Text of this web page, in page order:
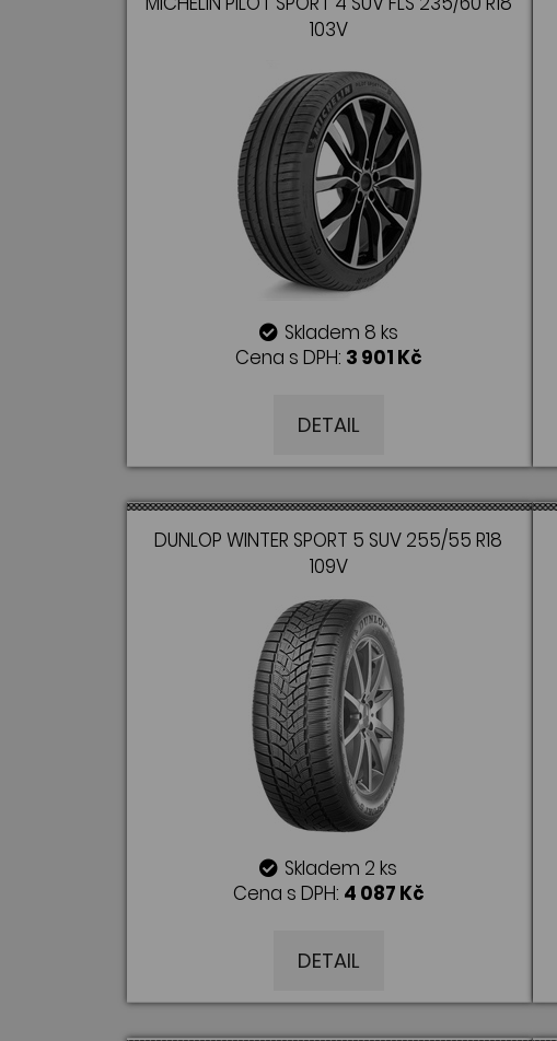
103V
Skladem 8 ks
Cena s DPH: 3 901 Kč
DETAIL
DUNLOP WINTER SPORT 5 SUV 255/55 R18
109V
Skladem 2 ks
Cena s DPH: 4 087 Kč
DETAIL